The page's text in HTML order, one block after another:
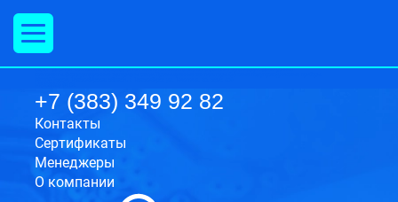
ООО "Элситон Компонент" ООО«Элситон Компонент»-комплексное снабжение организаций.Электронные
+7 (383) 349 92 82
Контакты
Cертификаты
Менеджеры
О компании